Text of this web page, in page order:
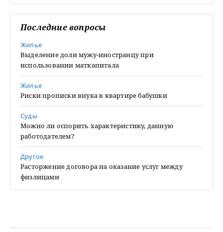
Последние вопросы
Жилье
Выделение доли мужу-иностранцу при
использовании маткапитала
Жилье
Риски прописки внука в квартире бабушки
Суды
Можно ли оспорить характеристику, данную
работодателем?
Другое
Расторжение договора на оказание услуг между
физлицами